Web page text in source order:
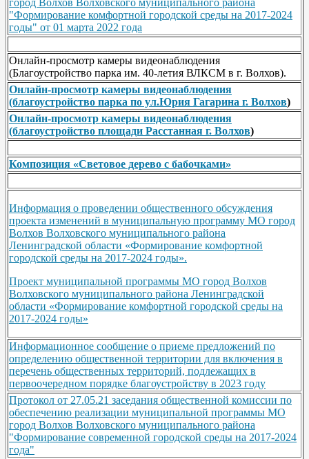
"Формирование комфортной городской среды на 2017-2024
годы" от 01 марта 2022 года
Онлайн-просмотр камеры видеонаблюдения
(Благоустройство парка им. 40-летия ВЛКСМ в г. Волхов).
Онлайн-просмотр камеры видеонаблюдения
(благоустройство парка по ул.Юрия Гагарина г. Волхов)
Онлайн-просмотр камеры видеонаблюдения
(благоустройство площади Расстанная г. Волхов)
Композиция «Световое дерево с бабочками»
Информация о проведении общественного обсуждения
проекта изменений в муниципальную программу МО город
Волхов Волховского муниципального района
Ленинградской области «Формирование комфортной
городской среды на 2017-2024 годы».
Проект муниципальной программы МО город Волхов
Волховского муниципального района Ленинградской
области «Формирование комфортной городской среды на
2017-2024 годы»
Информационное сообщение о приеме предложений по
определению общественной территории для включения в
перечень общественных территорий, подлежащих в
первоочередном порядке благоустройству в 2023 году
Протокол от 27.05.21 заседания общественной комиссии по
обеспечению реализации муниципальной программы МО
город Волхов Волховского муниципального района
"Формирование современной городской среды на 2017-2024
года"